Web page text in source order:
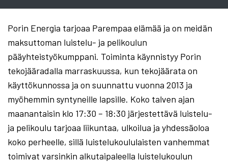
Porin Energia tarjoaa Parempaa elämää ja on meidän
maksuttoman luistelu- ja pelikoulun
pääyhteistyökumppani. Toiminta käynnistyy Porin
tekojääradalla marraskuussa, kun tekojäärata on
käyttökunnossa ja on suunnattu vuonna 2013 ja
myöhemmin syntyneille lapsille. Koko talven ajan
maanantaisin klo 17:30 – 18:30 järjestettävä luistelu-
ja pelikoulu tarjoaa liikuntaa, ulkoilua ja yhdessäoloa
koko perheelle, sillä luistelukoululaisten vanhemmat
toimivat varsinkin alkutaipaleella luistelukoulun